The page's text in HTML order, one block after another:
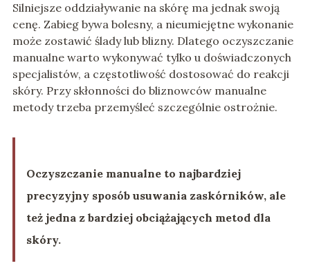
Silniejsze oddziaływanie na skórę ma jednak swoją
cenę. Zabieg bywa bolesny, a nieumiejętne wykonanie
może zostawić ślady lub blizny. Dlatego oczyszczanie
manualne warto wykonywać tylko u doświadczonych
specjalistów, a częstotliwość dostosować do reakcji
skóry. Przy skłonności do bliznowców manualne
metody trzeba przemyśleć szczególnie ostrożnie.
Oczyszczanie manualne to najbardziej
precyzyjny sposób usuwania zaskórników, ale
też jedna z bardziej obciążających metod dla
skóry.